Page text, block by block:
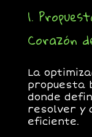
1.
Corazón
La
propuesta
donde
resolvery
eficiente.